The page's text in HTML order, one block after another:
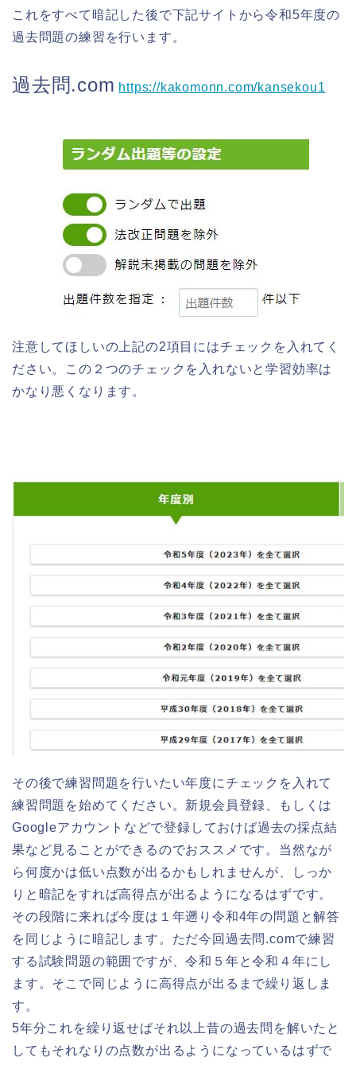
これをすべて暗記した後で下記サイトから令和5年度の
過去問題の練習を行います。
過去問.com https://kakomonn.com/kansekou1
注意してほしいの上記の2項目にはチェックを入れてく
ださい。この２つのチェックを入れないと学習効率は
かなり悪くなります。
その後で練習問題を行いたい年度にチェックを入れて
練習問題を始めてください。新規会員登録、もしくは
Googleアカウントなどで登録しておけば過去の採点結
果など見ることができるのでおススメです。当然なが
ら何度かは低い点数が出るかもしれませんが、しっか
りと暗記をすれば高得点が出るようになるはずです。
その段階に来れば今度は１年遡り令和4年の問題と解答
を同じように暗記します。ただ今回過去問.comで練習
する試験問題の範囲ですが、令和５年と令和４年にし
ます。そこで同じように高得点が出るまで繰り返しま
す。
5年分これを繰り返せばそれ以上昔の過去問を解いたと
してもそれなりの点数が出るようになっているはずで